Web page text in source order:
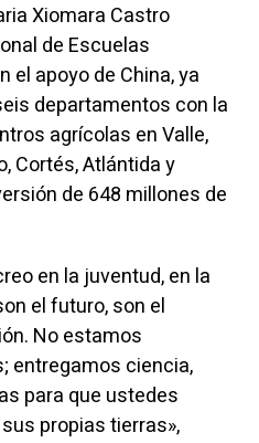
Xiomara Castro
de Escuelas
el apoyo de China, ya
departamentos con la
agrícolas en Valle,
Cortés, Atlántida y
de 648 millones de
en la juventud, en la
el futuro, son el
No estamos
entregamos ciencia,
para que ustedes
propias tierras»,